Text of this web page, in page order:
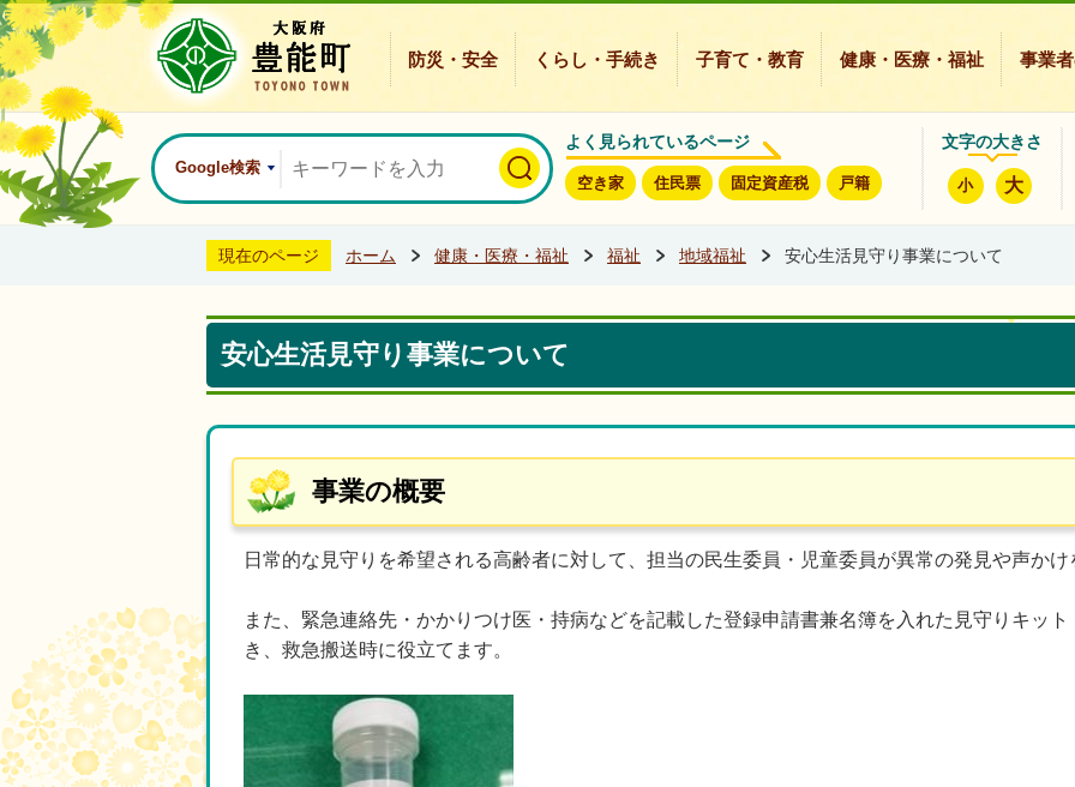
防災・安全 くらし・手続き 子育て・教育 健康・医療・福祉 事業
Google検索
よく見られているページ
空き家 住民票 固定資産税 戸籍
文字の大きさ
小 大
現在のページ ホーム 健康・医療・福祉 福祉 地域福祉 安心生活見守り事業について
安心生活見守り事業について
事業の概要
日常的な見守りを希望される高齢者に対して、担当の民生委員・児童委員が異常の発見や声か
また、緊急連絡先・かかりつけ医・持病などを記載した登録申請書兼名簿を入れた見守りキッ
き、救急搬送時に役立てます。